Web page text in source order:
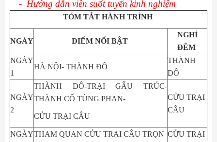
-  Hướng dẫn viên suốt tuyến kinh nghiệm
TÓM TẮT HÀNH TRÌNH
NGÀY ĐIỂM NỔI BẬT
NGHỈ
ĐÊM
NGÀY
1
HÀ NỘI- THÀNH ĐÔ
THÀNH
ĐÔ
NGÀY
2
THÀNH ĐÔ-TRẠI GẤU TRÚC-
THÀNH CỔ TÙNG PHAN-
CỬU TRẠI CÂU
CỬU TRẠI
CÂU
NGÀYTHAM QUAN CỬU TRẠI CÂU TRỌN CỬU TRẠI